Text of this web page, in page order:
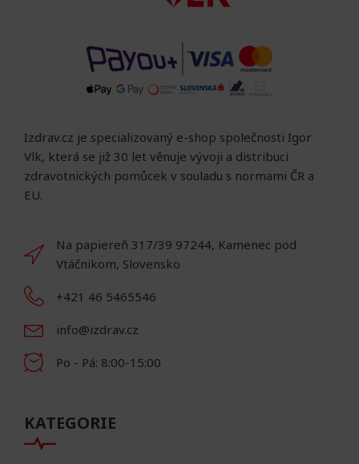
Izdrav.cz je specializovaný e-shop společnosti Igor
Vlk, která se již 30 let věnuje vývoji a distribuci
zdravotnických pomůcek v souladu s normami ČR a
EU.
Na papiereň 317/39 97244, Kamenec pod
Vtáčnikom, Slovensko
+421 46 5465546
info@izdrav.cz
Po - Pá: 8:00-15:00
KATEGORIE